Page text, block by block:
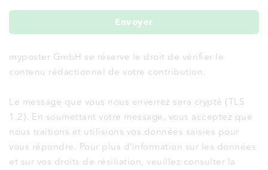
Envoyer
myposter GmbH se réserve le droit de vérifier le
contenu rédactionnel de votre contribution.
Le message que vous nous enverrez sera crypté (TLS
1.2). En soumettant votre message, vous acceptez que
nous traitions et utilisions vos données saisies pour
vous répondre. Pour plus d’information sur les données
et sur vos droits de résiliation, veuillez consulter la